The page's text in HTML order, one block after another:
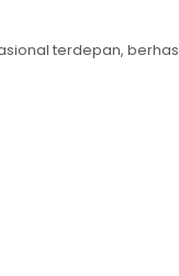
terdepan,